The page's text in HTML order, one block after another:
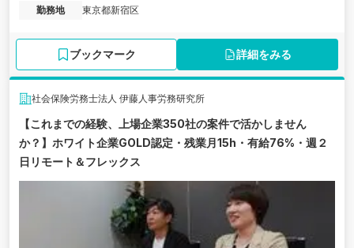
勤務地
東京都新宿区
ブックマーク 詳細をみる
社会保険労務士法人 伊藤人事労務研究所
【これまでの経験、上場企業350社の案件で活かしません
か？】ホワイト企業GOLD認定・残業月15h・有給76%・週２
日リモート＆フレックス